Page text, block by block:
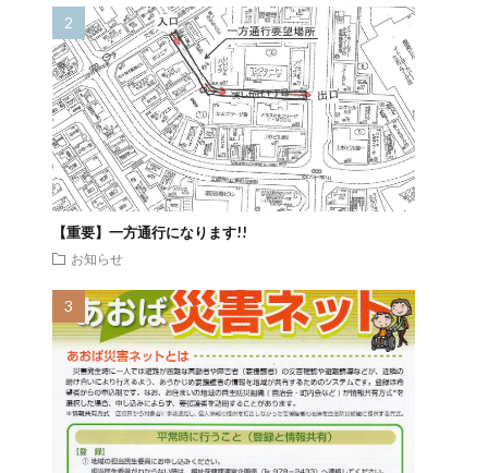
【重要】一方通行になります!!
お知らせ